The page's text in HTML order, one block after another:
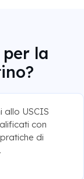
per la
allo USCIS
con
di